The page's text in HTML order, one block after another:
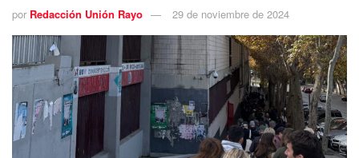
por Redacción Unión Rayo 29 de noviembre de 2024